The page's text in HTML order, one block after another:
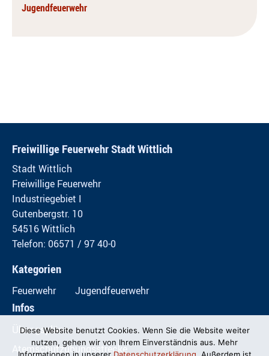
Jugendfeuerwehr
Freiwillige Feuerwehr Stadt Wittlich
Stadt Wittlich
Freiwillige Feuerwehr
Industriegebiet I
Gutenbergstr. 10
54516 Wittlich
Telefon: 06571 / 97 40-0
Kategorien
Feuerwehr Jugendfeuerwehr
Infos
Übungspläne
Atemschutzübungsstrecke
Diese Website benutzt Cookies. Wenn Sie die Website weiter
nutzen, gehen wir von Ihrem Einverständnis aus. Mehr